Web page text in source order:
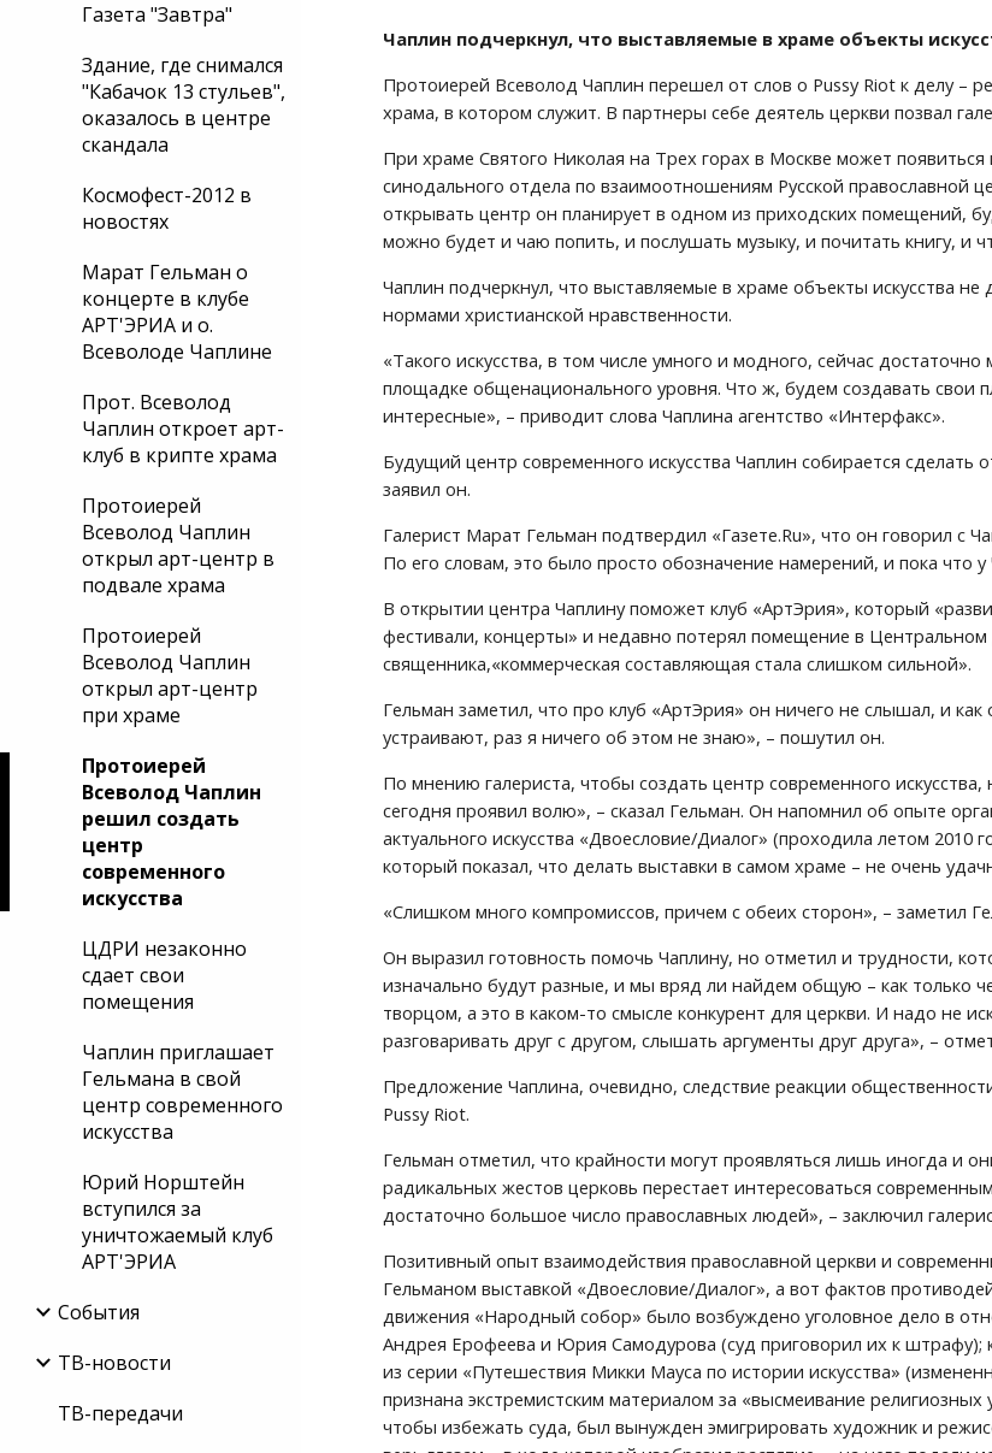
Газета "Завтра"
Здание, где снимался
"Кабачок 13 стульев",
оказалось в центре
скандала
Космофест-2012 в
новостях
Марат Гельман о
концерте в клубе
АРТ'ЭРИА и о.
Всеволоде Чаплине
Прот. Всеволод
Чаплин откроет арт-
клуб в крипте храма
Протоиерей
Всеволод Чаплин
открыл арт-центр в
подвале храма
Протоиерей
Всеволод Чаплин
открыл арт-центр
при храме
Протоиерей
Всеволод Чаплин
решил создать
центр
современного
искусства
ЦДРИ незаконно
сдает свои
помещения
Чаплин приглашает
Гельмана в свой
центр современного
искусства
Юрий Норштейн
вступился за
уничтожаемый клуб
АРТ'ЭРИА
События
ТВ-новости
ТВ-передачи
Чаплин подчеркнул, что выставляемые в храме объекты
Протоиерей Всеволод Чаплин перешел от слов о Pussy Riot к делу –
храма, в котором служит. В партнеры себе деятель церкви позвал
При храме Святого Николая на Трех горах в Москве может появиться
синодального отдела по взаимоотношениям Русской православной
открывать центр он планирует в одном из приходских помещений,
можно будет и чаю попить, и послушать музыку, и почитать книгу, и
Чаплин подчеркнул, что выставляемые в храме объекты искусства
нормами христианской нравственности.
«Такого искусства, в том числе умного и модного, сейчас
площадке общенационального уровня. Что ж, будем создавать
интересные», – приводит слова Чаплина агентство «Интерфакс».
Будущий центр современного искусства Чаплин собирается
заявил он.
Галерист Марат Гельман подтвердил «Газете.Ru», что он говорил с
По его словам, это было просто обозначение намерений, и пока что
В открытии центра Чаплину поможет клуб «АртЭрия», который
фестивали, концерты» и недавно потерял помещение в Центральном
священника,«коммерческая составляющая стала слишком сильной».
Гельман заметил, что про клуб «АртЭрия» он ничего не слышал, и
устраивают, раз я ничего об этом не знаю», – пошутил он.
По мнению галериста, чтобы создать центр современного
сегодня проявил волю», – сказал Гельман. Он напомнил об опыте
актуального искусства «Двоесловие/Диалог» (проходила летом
который показал, что делать выставки в самом храме – не очень
«Слишком много компромиссов, причем с обеих сторон», – заметил
Он выразил готовность помочь Чаплину, но отметил и трудности,
изначально будут разные, и мы вряд ли найдем общую – как только
творцом, а это в каком-то смысле конкурент для церкви. И надо не
разговаривать друг с другом, слышать аргументы друг друга», –
Предложение Чаплина, очевидно, следствие реакции
Pussy Riot.
Гельман отметил, что крайности могут проявляться лишь иногда и
радикальных жестов церковь перестает интересоваться
достаточно большое число православных людей», – заключил
Позитивный опыт взаимодействия православной церкви и
Гельманом выставкой «Двоесловие/Диалог», а вот фактов
движения «Народный собор» было возбуждено уголовное дело в
Андрея Ерофеева и Юрия Самодурова (суд приговорил их к штрафу);
из серии «Путешествия Микки Мауса по истории искусства»
признана экстремистским материалом за «высмеивание
чтобы избежать суда, был вынужден эмигрировать художник и